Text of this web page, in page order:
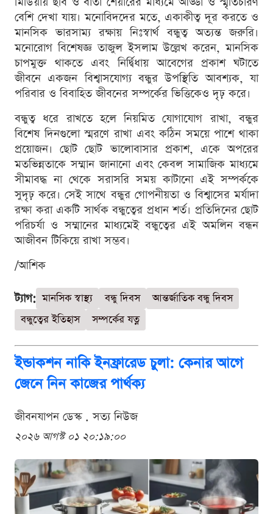
বেশি দেখা যায়। মনোবিদদের মতে, একাকীত্ব দূর করতে ও
মানসিক ভারসাম্য রক্ষায় নিঃস্বার্থ বন্ধুত্ব অত্যন্ত জরুরি।
মনোরোগ বিশেষজ্ঞ তাজুল ইসলাম উল্লেখ করেন, মানসিক
চাপমুক্ত থাকতে এবং নির্দ্বিধায় আবেগের প্রকাশ ঘটাতে
জীবনে একজন বিশ্বাসযোগ্য বন্ধুর উপস্থিতি আবশ্যক, যা
পরিবার ও বিবাহিত জীবনের সম্পর্কের ভিত্তিকেও দৃঢ় করে।
বন্ধুত্ব ধরে রাখতে হলে নিয়মিত যোগাযোগ রাখা, বন্ধুর
বিশেষ দিনগুলো স্মরণে রাখা এবং কঠিন সময়ে পাশে থাকা
প্রয়োজন। ছোট ছোট ভালোবাসার প্রকাশ, একে অপরের
মতভিন্নতাকে সম্মান জানানো এবং কেবল সামাজিক মাধ্যমে
সীমাবদ্ধ না থেকে সরাসরি সময় কাটানো এই সম্পর্ককে
সুদৃঢ় করে। সেই সাথে বন্ধুর গোপনীয়তা ও বিশ্বাসের মর্যাদা
রক্ষা করা একটি সার্থক বন্ধুত্বের প্রধান শর্ত। প্রতিদিনের ছোট
পরিচর্যা ও সম্মানের মাধ্যমেই বন্ধুত্বের এই অমলিন বন্ধন
আজীবন টিকিয়ে রাখা সম্ভব।
/আশিক
ট্যাগ: মানসিক স্বাস্থ্য বন্ধু দিবস
আন্তর্জাতিক বন্ধু দিবস
বন্ধুত্বের ইতিহাস
সম্পর্কের যত্ন
ইন্ডাকশন নাকি ইনফ্রারেড চুলা: কেনার আগে
জেনে নিন কাজের পার্থক্য
জীবনযাপন ডেস্ক . সত্য নিউজ
২০২৬ আগস্ট ০১ ২০:১৯:০০